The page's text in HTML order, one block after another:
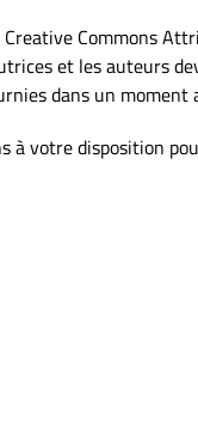
Commons
et les auteurs
dans un moment
à votre disposition